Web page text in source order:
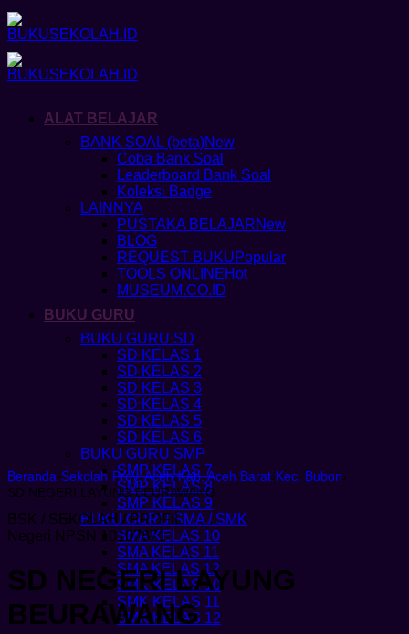
Skip
to
ALAT BELAJAR
BANK SOAL (beta)
Coba Bank Soal
Leaderboard Bank Soal
Koleksi Badge
LAINNYA
PUSTAKA BELAJAR
BLOG
REQUEST BUKU
TOOLS ONLINE
MUSEUM.CO.ID
BUKU GURU
BUKU GURU SD
SD KELAS 1
SD KELAS 2
SD KELAS 3
SD KELAS 4
SD KELAS 5
SD KELAS 6
BUKU GURU SMP
SMP KELAS 7
SMP KELAS 8
SMP KELAS 9
BUKU GURU SMA / SMK
SMA KELAS 10
SMA KELAS 11
SMA KELAS 12
SMK KELAS 10
SMK KELAS 11
SMK KELAS 12
Beranda Sekolah Prov. Aceh›Kab. Aceh Barat Kec. Bubon
SD NEGERI LAYUNG BEURAWANG
BSK / SEKOLAH / PROFIL
Negeri NPSN 10107871
SD NEGERI LAYUNG
BEURAWANG